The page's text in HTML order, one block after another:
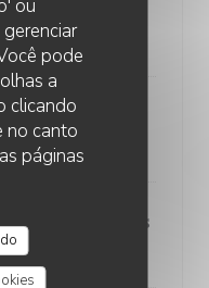
ou
pode
a
clicando
no canto
páginas
Reine
aux Morilles